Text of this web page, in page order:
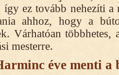
így ez tovább nehezíti
ahhoz, hogy a
Várhatóan többhetes,
mesterre.
éve menti a